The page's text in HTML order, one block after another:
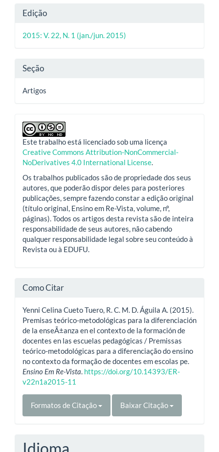
artigo
Detalhes
do
Edição
2015: V. 22, N. 1 (jan./jun. 2015)
Seção
Artigos
Este trabalho está licenciado sob uma licença
Creative Commons Attribution-NonCommercial-
NoDerivatives 4.0 International License
Os trabalhos publicados são de propriedade dos seus
autores, que poderão dispor deles para posteriores
publicações, sempre fazendo constar a edição original
(título original, Ensino em Re-Vista, volume, nº,
páginas). Todos os artigos desta revista são de inteira
responsabilidade de seus autores, não cabendo
qualquer responsabilidade legal sobre seu conteúdo à
Revista ou à EDUFU.
Como Citar
Yenni Celina Cueto Tuero, R. C. M. D. Águila A. (2015).
Premisas teórico-metodológicas para la diferenciación
de la enseÃ±anza en el contexto de la formación de
docentes en las escuelas pedagógicas / Premissas
teórico-metodológicas para a diferenciação do ensino
no contexto da formação de docentes em escolas pe.
Ensino Em Re-Vista https://doi.org/10.14393/ER-
v22n1a2015-11
Formatos de Citação Baixar Citação
Idioma